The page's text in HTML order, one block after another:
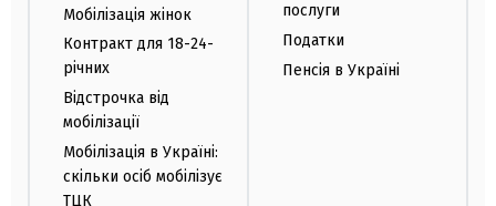
Мобілізація жінок
Контракт для 18-24-
річних
Відстрочка від
мобілізації
Мобілізація в Україні:
скільки осіб мобілізує
ТЦК
послуги
Податки
Пенсія в Україні